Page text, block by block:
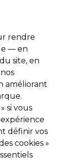
et Matériel
Shoot
200ml
rendre
— en
site, en
améliorant
si vous
définir vos
cookies »